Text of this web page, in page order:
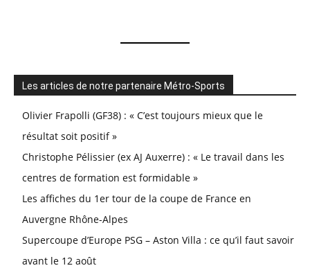
Les articles de notre partenaire Métro-Sports
Olivier Frapolli (GF38) : « C’est toujours mieux que le
résultat soit positif »
Christophe Pélissier (ex AJ Auxerre) : « Le travail dans les
centres de formation est formidable »
Les affiches du 1er tour de la coupe de France en
Auvergne Rhône-Alpes
Supercoupe d’Europe PSG – Aston Villa : ce qu’il faut savoir
avant le 12 août